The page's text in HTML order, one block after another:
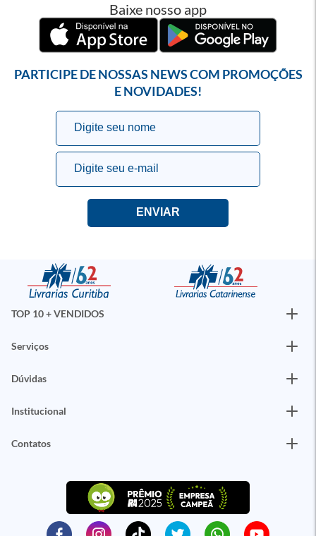
Baixe nosso app
PARTICIPE DE NOSSAS NEWS COM PROMOÇÕES
E NOVIDADES!
TOP 10 + VENDIDOS
Serviços
Dúvidas
Institucional
Contatos